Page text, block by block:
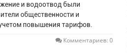
и водоотвод были
общественности и
повышения тарифов.
Комментариев: 0